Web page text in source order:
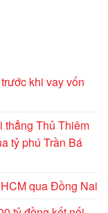
khi vay vốn
thẳng Thủ Thiêm
tỷ phú Trần Bá
qua Đồng Nai